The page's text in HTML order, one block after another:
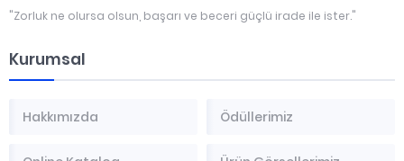
"Zorluk ne olursa olsun, başarı ve beceri güçlü irade ile ister."
Kurumsal
Hakkımızda Ödüllerimiz